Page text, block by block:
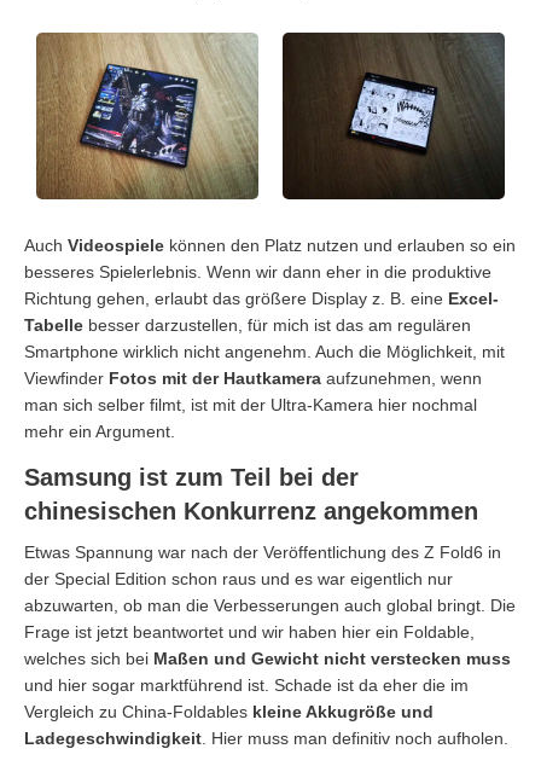
Auch Videospiele können den Platz nutzen und erlauben so ein
besseres Spielerlebnis. Wenn wir dann eher in die produktive
Richtung gehen, erlaubt das größere Display z. B. eine Excel-
Tabelle besser darzustellen, für mich ist das am regulären
Smartphone wirklich nicht angenehm. Auch die Möglichkeit, mit
Viewfinder Fotos mit der Hautkamera aufzunehmen, wenn
man sich selber filmt, ist mit der Ultra-Kamera hier nochmal
mehr ein Argument.
Samsung ist zum Teil bei der
chinesischen Konkurrenz angekommen
Etwas Spannung war nach der Veröffentlichung des Z Fold6 in
der Special Edition schon raus und es war eigentlich nur
abzuwarten, ob man die Verbesserungen auch global bringt. Die
Frage ist jetzt beantwortet und wir haben hier ein Foldable,
welches sich bei Maßen und Gewicht nicht verstecken muss
und hier sogar marktführend ist. Schade ist da eher die im
Vergleich zu China-Foldables kleine Akkugröße und
Ladegeschwindigkeit . Hier muss man definitiv noch aufholen.